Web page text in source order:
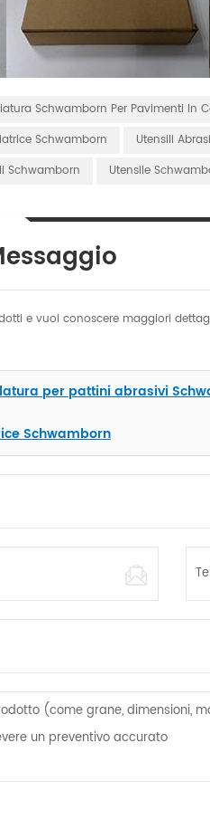
Schwamborn Per Pavimenti In
Schwamborn
Utensili
Schwamborn
Utensile
e vuoi conoscere maggiori
per pattini abrasivi
Schwamborn